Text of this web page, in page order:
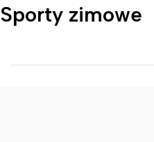
Sporty zimowe